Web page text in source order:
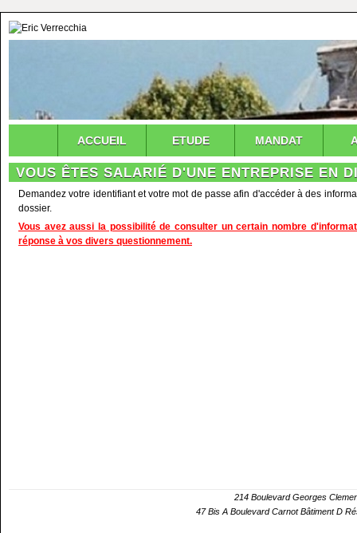
ACCUEIL ETUDE MANDAT
VOUS ÊTES SALARIÉ D'UNE ENTREPRISE EN
Demandez votre identifiant et votre mot de passe afin d'accéder à des
dossier.
Vous avez aussi la possibilité de consulter un certain nombre
réponse à vos divers questionnement.
214 Boulevard Georges
47 Bis A Boulevard Carnot Bâtiment D